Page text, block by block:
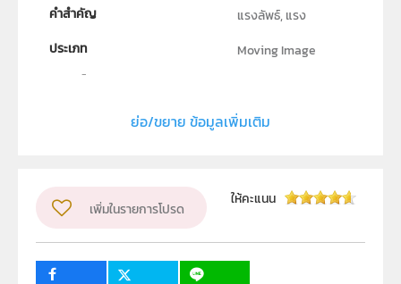
คำสำคัญ
แรงลัพธ์, แรง
ประเภท
Moving Image
วิชา
วิทยาศาสตร์ทั่วไป
ย่อ/ขยาย ข้อมูลเพิ่มเติม
เพิ่มในรายการโปรด
ให้คะแนน